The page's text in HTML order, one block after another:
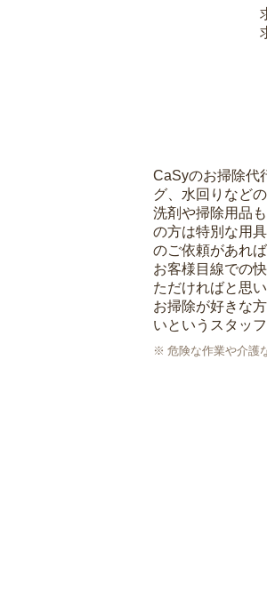
CaSyのお掃除代
グ、水回りなど
洗剤や掃除用品
の方は特別な用
のご依頼があれ
お客様目線での
ただければと思い
お掃除が好きな
いというスタッ
危険な作業や介護